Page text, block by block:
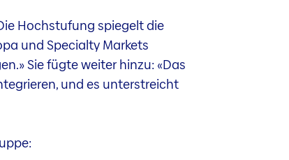
Hochstufung spiegelt die
und Specialty Markets
Sie fügte weiter hinzu: «Das
und es unterstreicht